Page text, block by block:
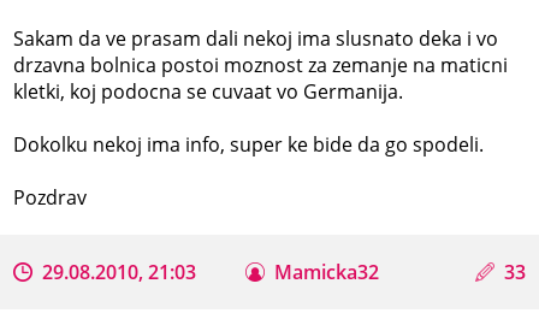
Sakam da ve prasam dali nekoj ima slusnato deka i vo
drzavna bolnica postoi moznost za zemanje na maticni
kletki, koj podocna se cuvaat vo Germanija.
Dokolku nekoj ima info, super ke bide da go spodeli.
Pozdrav
29.08.2010, 21:03 Mamicka32 33